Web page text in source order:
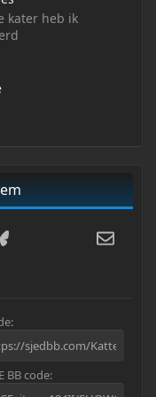
kater heb ik
Bluesky WhatsApp
E-mail
BB code